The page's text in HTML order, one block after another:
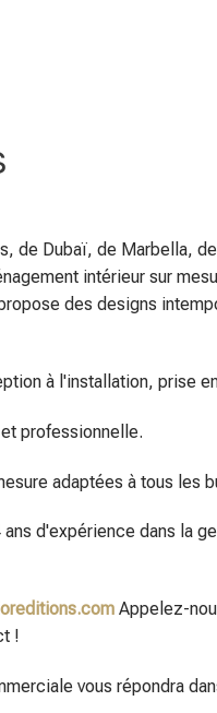
de Dubaï, de Marbella,
intérieur sur
des designs
à l'installation, prise
professionnelle.
adaptées à tous les
d'expérience dans la
Appelez-
!
vous répondra